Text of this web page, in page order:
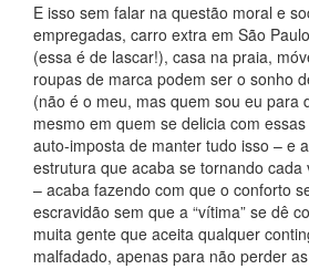
E isso sem falar na questão moral e
empregadas, carro extra em São
(essa é de lascar!), casa na praia,
roupas de marca podem ser o sonho
(não é o meu, mas quem sou eu para
mesmo em quem se delicia com
auto-imposta de manter tudo isso – e
estrutura que acaba se tornando
– acaba fazendo com que o conforto
escravidão sem que a “vítima” se dê
muita gente que aceita qualquer
malfadado, apenas para não perder